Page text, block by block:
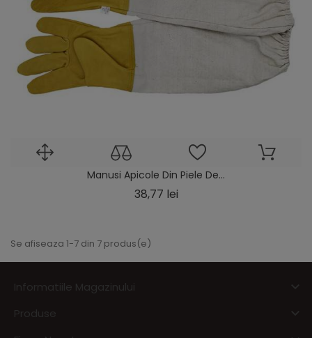
Manusi Apicole Din Piele De...
38,77 leiPret
Se afiseaza 1-7 din 7 produs(e)
Informatiile Magazinului 
Produse 